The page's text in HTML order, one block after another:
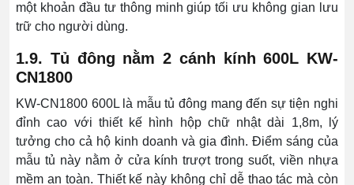
một khoản đầu tư thông minh giúp tối ưu không gian lưu
trữ cho người dùng.
1.9. Tủ đông nằm 2 cánh kính 600L KW-
CN1800
KW-CN1800 600L là mẫu tủ đông mang đến sự tiện nghi
đỉnh cao với thiết kế hình hộp chữ nhật dài 1,8m, lý
tưởng cho cả hộ kinh doanh và gia đình. Điểm sáng của
mẫu tủ này nằm ở cửa kính trượt trong suốt, viền nhựa
mềm an toàn. Thiết kế này không chỉ dễ thao tác mà còn